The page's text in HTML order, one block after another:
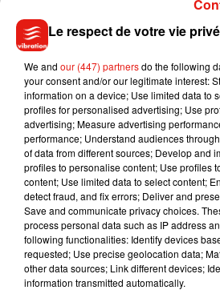
pour les
savoirsi des masques seraient mis
les élèves et professeurs, le ministre
« fort possible. Ça fait partie des
cours des deux prochaines
�x�@jmblanquer: "Il est hors
classes bondées (...) Il faudra
aménagements."
��️#Les4Vavec@jeffwitten
#11maipic.twitter.com/
— Info France 2 (@infofrance2)April
(Avec AFP)
Le respect de votre vie
We and our (447) partnersdo the following
your consent and/or our legitimate interest:
information on a device; Use limited data to
profiles for personalised advertising; Use
advertising; Measure advertising
performance; Understand audiences
of data from different sources; Develop and
profiles to personalise content; Use profiles
content; Use limited data to select content;
detect fraud, and fix errors; Deliver and
Save and communicate privacy choices.
process personal data such as IP address
following functionalities: Identify devices
requested; Use precise geolocation data;
other data sources; Link different devices;
information transmitted automatically.